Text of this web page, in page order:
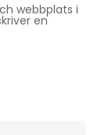
webbplats i
en